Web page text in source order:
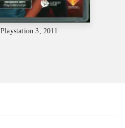
Playstation 3, 2011